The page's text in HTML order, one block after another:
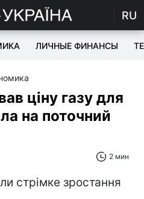
RU
ЛИЧНЫЕ ФИНАНСЫ
ціну газу для
на поточний
2 мин
стрімке зростання